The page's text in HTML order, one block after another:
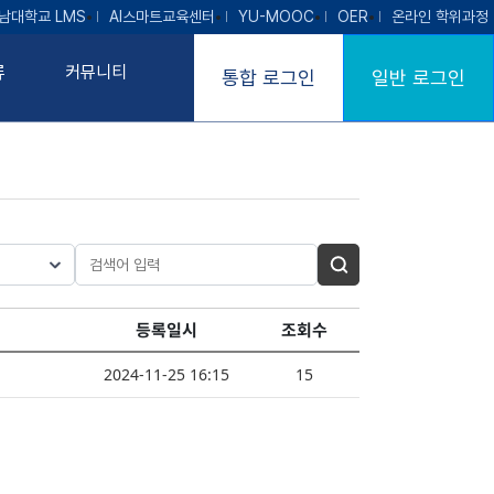
대학교 LMS AI스마트교육센터 YU-MOOC OER 온라인 학위과정
커뮤니티 통합 로그인 일반 로그인
등록일시 조회수
2024-11-25 16:15 15